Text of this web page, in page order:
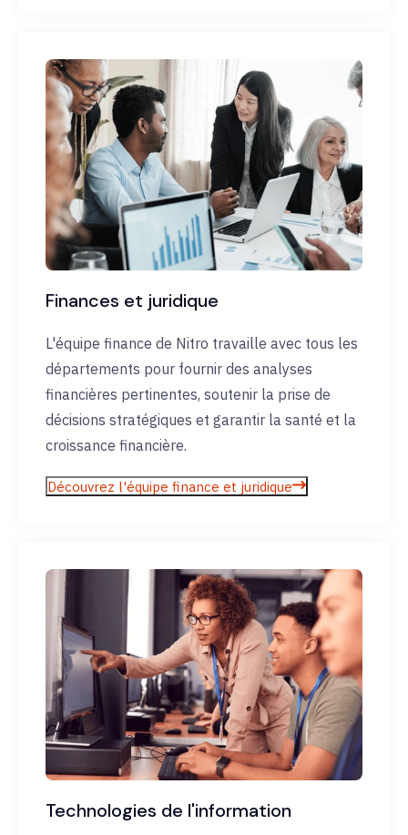
Finances et juridique
L'équipe finance de Nitro travaille avec tous les
départements pour fournir des analyses
financières pertinentes, soutenir la prise de
décisions stratégiques et garantir la santé et la
croissance financière.
Découvrez l'équipe finance et juridique
Technologies de l'information